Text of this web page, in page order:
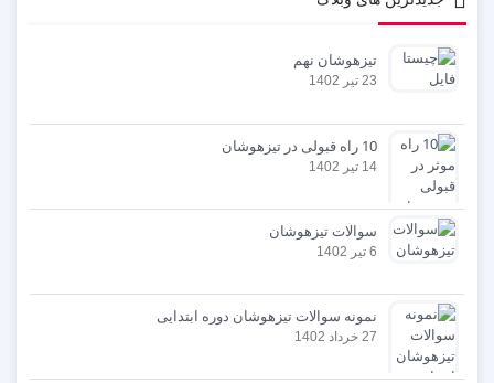
تیزهوشان نهم
23 تیر 1402
10 راه قبولی در تیزهوشان
14 تیر 1402
سوالات تیزهوشان
6 تیر 1402
نمونه سوالات تیزهوشان دوره ابتدایی
27 خرداد 1402